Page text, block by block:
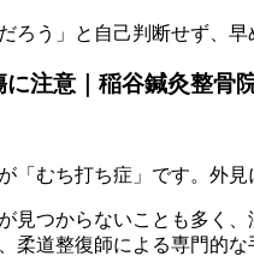
ろう」と自己判断せず、
に注意｜稲谷鍼灸整骨
「むち打ち症」です。外
見つからないことも多く
柔道整復師による専門的